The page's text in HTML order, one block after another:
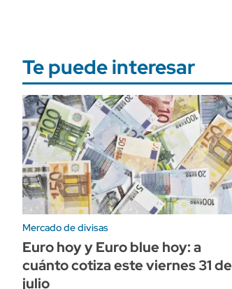
Te puede interesar
Mercado de divisas
Euro hoy y Euro blue hoy: a
cuánto cotiza este viernes 31 de
julio